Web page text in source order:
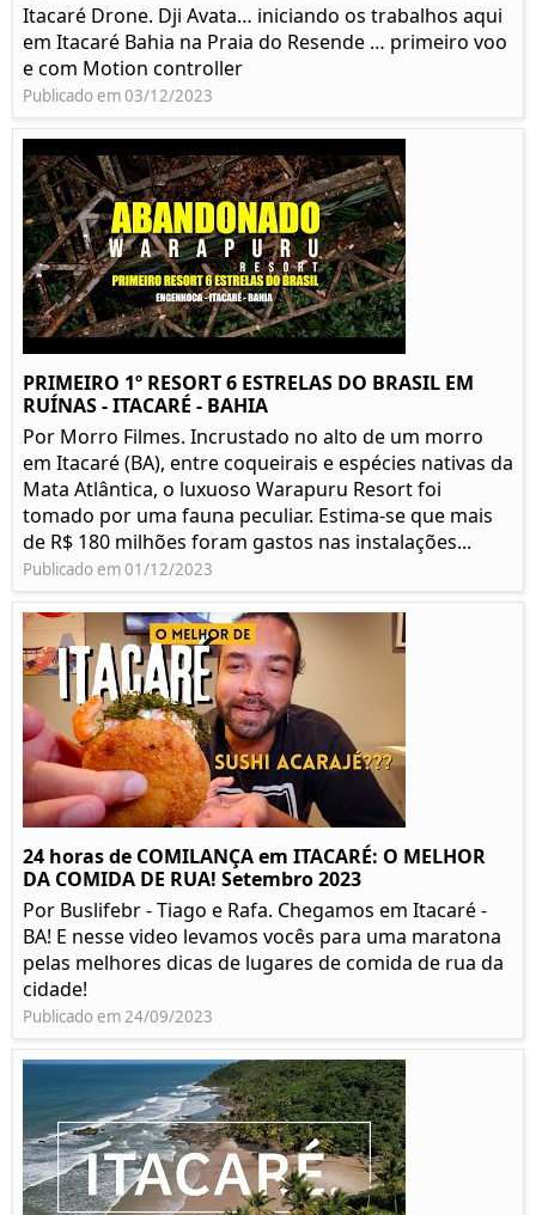
Itacaré Drone. Dji Avata… iniciando os trabalhos aqui
em Itacaré Bahia na Praia do Resende … primeiro voo
e com Motion controller
Publicado em 03/12/2023
PRIMEIRO 1º RESORT 6 ESTRELAS DO BRASIL EM
RUÍNAS - ITACARÉ - BAHIA
Por Morro Filmes. Incrustado no alto de um morro
em Itacaré (BA), entre coqueirais e espécies nativas da
Mata Atlântica, o luxuoso Warapuru Resort foi
tomado por uma fauna peculiar. Estima-se que mais
de R$ 180 milhões foram gastos nas instalações...
Publicado em 01/12/2023
24 horas de COMILANÇA em ITACARÉ: O MELHOR
DA COMIDA DE RUA! Setembro 2023
Por Buslifebr - Tiago e Rafa. Chegamos em Itacaré -
BA! E nesse video levamos vocês para uma maratona
pelas melhores dicas de lugares de comida de rua da
cidade!
Publicado em 24/09/2023